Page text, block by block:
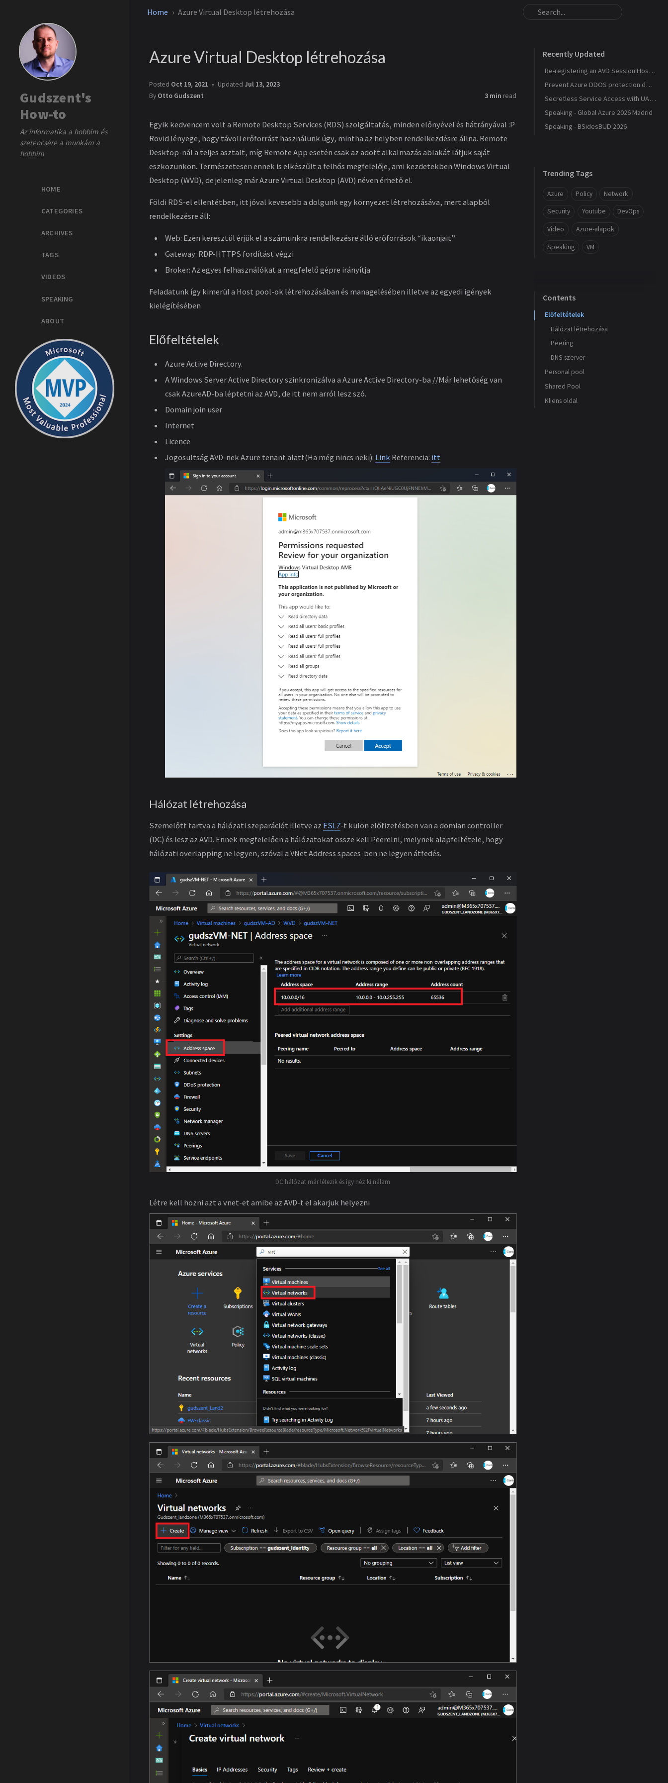
Gudszent's
How-to
Az informatika a hobbim és
szerencsére a munkám a
hobbim
HOME
CATEGORIES
ARCHIVES
TAGS
VIDEOS
SPEAKING
ABOUT
Home Azure Virtual Desktop létrehozása
Azure Virtual Desktop létrehozása
Posted Oct 19, 2021 Updated Jul 13, 2023
By Otto Gudszent 3 min read
Egyik kedvencem volt a Remote Desktop Services (RDS) szolgáltatás, minden előnyével és hátrányával :P
Rövid lényege, hogy távoli erőforrást használunk úgy, mintha az helyben rendelkezdésre állna. Remote
Desktop-nál a teljes asztalt, míg Remote App esetén csak az adott alkalmazás ablakát látjuk saját
eszközünkön. Természetesen ennek is elkészűlt a felhős megfelelője, ami kezdetekben Windows Virtual
Desktop (WVD), de jelenleg már Azure Virtual Desktop (AVD) néven érhető el.
Földi RDS-el ellentétben, itt jóval kevesebb a dolgunk egy környezet létrehozásáva, mert alapból
rendelkezésre áll:
Web: Ezen keresztül érjük el a számunkra rendelkezésre álló erőforrások “ikaonjait”
Gateway: RDP-HTTPS fordítást végzi
Broker: Az egyes felhasználókat a megfelelő gépre irányítja
Feladatunk így kimerül a Host pool-ok létrehozásában és managelésében illetve az egyedi igények
kielégítésében
Előfeltételek
Azure Active Directory.
A Windows Server Active Directory szinkronizálva a Azure Active Directory-ba //Már lehetőség van
csak AzureAD-ba léptetni az AVD, de itt nem arról lesz szó.
Domain join user
Internet
Licence
Jogosultság AVD-nek Azure tenant alatt(Ha még nincs neki): Link Referencia: itt
Hálózat létrehozása
Szemelőtt tartva a hálózati szeparációt illetve az ESLZ-t külön előfizetésben van a domian controller
(DC) és lesz az AVD. Ennek megfelelően a hálózatokat össze kell Peerelni, melynek alapfeltétele, hogy
hálózati overlapping ne legyen, szóval a VNet Address spaces-ben ne legyen átfedés.
DC hálózat már létezik és így néz ki nálam
Létre kell hozni azt a vnet-et amibe az AVD-t el akarjuk helyezni
Recently Updated
Re-registering an AVD Session Host After a Host Pool Outage
Prevent Azure DDOS protection deployment
Secretless Service Access with UAMI Federation
Speaking - Global Azure 2026 Madrid
Speaking - BSidesBUD 2026
Trending Tags
Azure Policy Network
Security Youtube DevOps
Video Azure-alapok
Speaking VM
Contents
Előfeltételek
Hálózat létrehozása
Peering
DNS szerver
Personal pool
Felhasználó hozzárendelése
Shared Pool
Felhasználó hozzárendelése
Kliens oldal